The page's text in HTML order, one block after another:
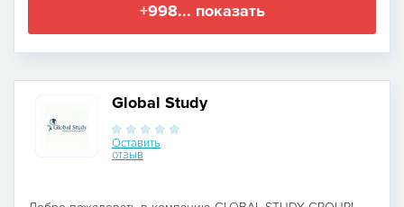
+998... показать
Global Study
Оставить
отзыв